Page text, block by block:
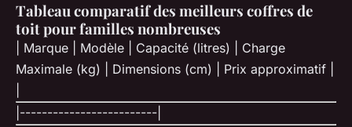
Tableau comparatif des meilleurs coffres de
toit pour familles nombreuses
| Marque | Modèle | Capacité (litres) | Charge
Maximale (kg) | Dimensions (cm) | Prix approximatif |
|-------------------------|